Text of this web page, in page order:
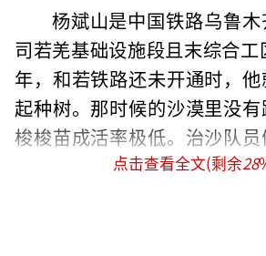
杨斌山是中国铁路乌鲁
司若羌基础设施段且末综合工
年，和若铁路还未开通时，
起种树。那时候的沙漠里没有
梭梭苗成活率极低。治沙队
重的梭梭苗、芦苇秆和铁锨，
点击查看全文(剩余28